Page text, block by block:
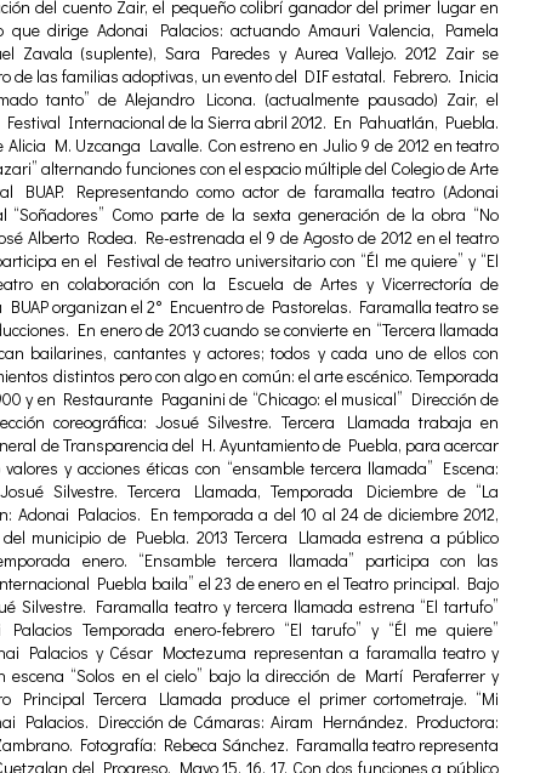
del cuento Zair, el pequeño colibrí ganador del primer lugar en
que dirige Adonai Palacios: actuando Amauri Valencia, Pamela
Zavala (suplente), Sara Paredes y Aurea Vallejo. 2012 Zair se
de las familias adoptivas, un evento del DIF estatal. Febrero. Inicia
tanto” de Alejandro Licona. (actualmente pausado) Zair, el
Internacional de la Sierra abril 2012. En Pahuatlán, Puebla.
M. Uzcanga Lavalle. Con estreno en Julio 9 de 2012 en teatro
alternando funciones con el espacio múltiple del Colegio de Arte
BUAP. Representando como actor de faramalla teatro (Adonai
“Soñadores” Como parte de la sexta generación de la obra “No
Alberto Rodea. Re-estrenada el 9 de Agosto de 2012 en el teatro
en el Festival de teatro universitario con “Él me quiere” y “El
en colaboración con la Escuela de Artes y Vicerrectoría de
organizan el 2° Encuentro de Pastorelas. Faramalla teatro se
En enero de 2013 cuando se convierte en “Tercera llamada
bailarines, cantantes y actores; todos y cada uno de ellos con
distintos pero con algo en común: el arte escénico. Temporada
y en Restaurante Paganini de “Chicago: el musical” Dirección de
coreográfica: Josué Silvestre. Tercera Llamada trabaja en
de Transparencia del H. Ayuntamiento de Puebla, para acercar
y acciones éticas con “ensamble tercera llamada” Escena:
Silvestre. Tercera Llamada, Temporada Diciembre de “La
Adonai Palacios. En temporada a del 10 al 24 de diciembre 2012,
municipio de Puebla. 2013 Tercera Llamada estrena a público
enero. “Ensamble tercera llamada” participa con las
Puebla baila” el 23 de enero en el Teatro principal. Bajo
Silvestre. Faramalla teatro y tercera llamada estrena “El tartufo”
Temporada enero-febrero “El tarufo” y “Él me quiere”
Palacios y César Moctezuma representan a faramalla teatro y
“Solos en el cielo” bajo la dirección de Martí Peraferrer y
Principal Tercera Llamada produce el primer cortometraje. “Mi
Palacios. Dirección de Cámaras: Airam Hernández. Productora:
Fotografía: Rebeca Sánchez. Faramalla teatro representa
del Progreso, Mayo 15, 16, 17. Con dos funciones a público